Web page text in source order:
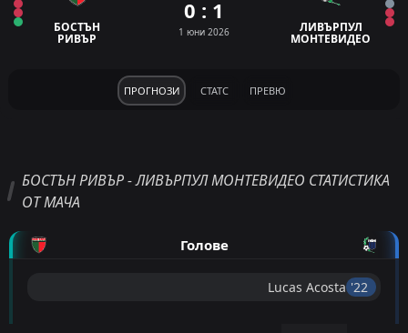
БОСТЪН
РИВЪР
0 : 1
1 юни 2026 ЛИВЪРПУЛ
МОНТЕВИДЕО
ПРОГНОЗИ СТАТС ПРЕВЮ
БОСТЪН РИВЪР - ЛИВЪРПУЛ МОНТЕВИДЕО СТАТИСТИКА
ОТ МАЧА
Голове
Lucas Acosta '22 ︎